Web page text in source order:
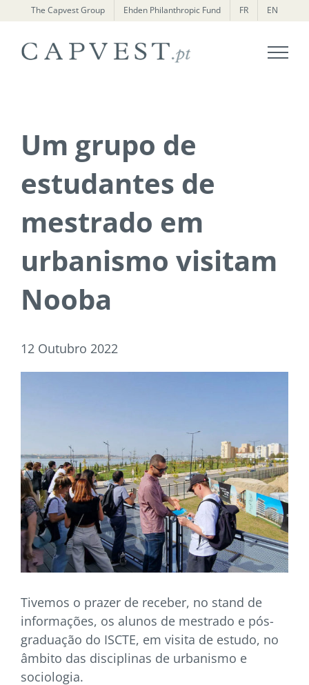
to
content
The Capvest Group Ehden Philanthropic Fund FR EN
Um grupo de
estudantes de
mestrado em
urbanismo visitam
Nooba
12 Outubro 2022
Tivemos o prazer de receber, no stand de
informações, os alunos de mestrado e pós-
graduação do ISCTE, em visita de estudo, no
âmbito das disciplinas de urbanismo e
sociologia.